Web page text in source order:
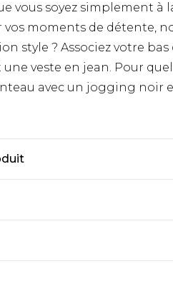
vous soyez simplement à
moments de détente,
style ? Associez votre
veste en jean. Pour
avec un jogging noir